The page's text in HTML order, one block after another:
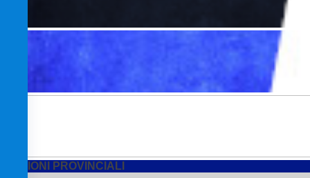
SEZIONI PROVINCIALI